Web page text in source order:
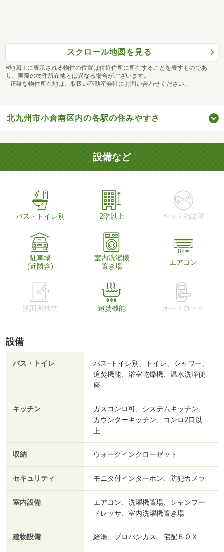
スクロール地図を見る
※地図上に表示される物件の位置は付近住所に所在することを表すものであ
り、実際の物件所在地とは異なる場合がございます。
正確な物件所在地は、取扱い不動産会社にお問い合わせください。
北九州市小倉南区内の各駅の住みやすさ
設備など
バス・トイレ別 2階以上 ペット相談可
駐車場
(近隣含)
室内洗濯機
置き場
エアコン
洗面所独立 追焚機能 オートロック
設備
バス・トイレ
バス･トイレ別、トイレ、シャワー、
追焚機能、浴室乾燥機、温水洗浄便
座
キッチン
ガスコンロ可、システムキッチン、
カウンターキッチン、コンロ2口以
上
収納 ウォークインクローゼット
セキュリティ モニタ付インターホン、防犯カメラ
室内設備
エアコン、洗濯機置場、シャンプー
ドレッサ、室内洗濯機置き場
建物設備 給湯、プロパンガス、宅配ＢＯＸ